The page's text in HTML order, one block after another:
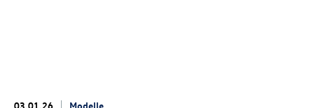
03.01.26 Modelle